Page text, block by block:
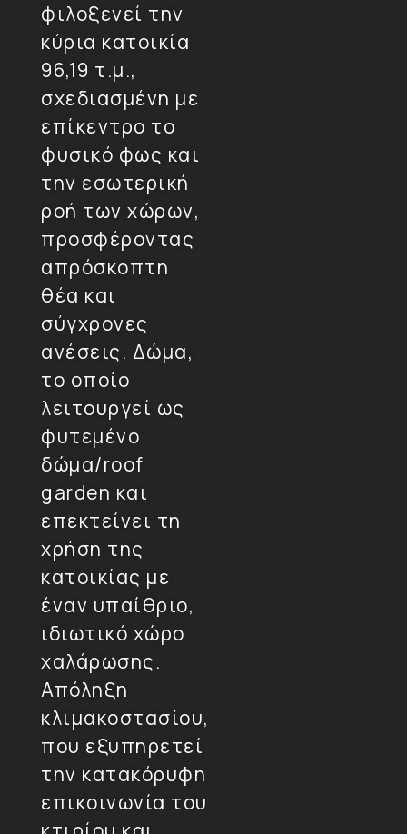
φιλοξενεί την
κύρια κατοικία
96,19 τ.μ.,
σχεδιασμένη με
επίκεντρο το
φυσικό φως και
την εσωτερική
ροή των χώρων,
προσφέροντας
απρόσκοπτη
θέα και
σύγχρονες
ανέσεις. Δώμα,
το οποίο
λειτουργεί ως
φυτεμένο
δώμα/roof
garden και
επεκτείνει τη
χρήση της
κατοικίας με
έναν υπαίθριο,
ιδιωτικό χώρο
χαλάρωσης.
Απόληξη
κλιμακοστασίου,
που εξυπηρετεί
την κατακόρυφη
επικοινωνία του